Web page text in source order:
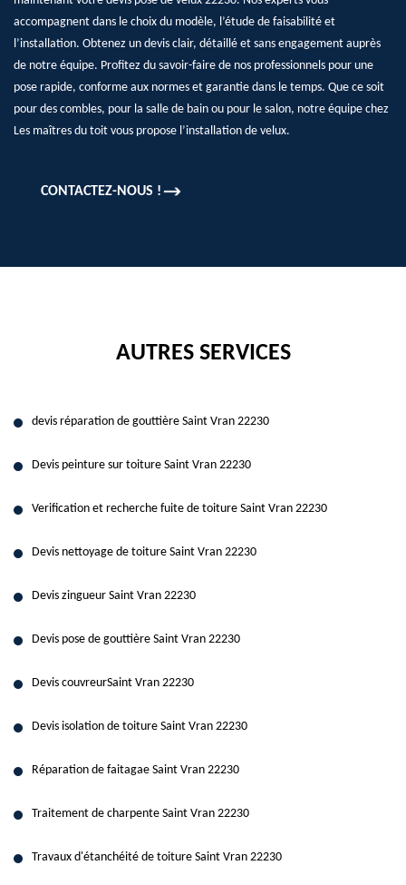
accompagnent dans le choix du modèle, l’étude de faisabilité et
l’installation. Obtenez un devis clair, détaillé et sans engagement auprès
de notre équipe. Profitez du savoir-faire de nos professionnels pour une
pose rapide, conforme aux normes et garantie dans le temps. Que ce soit
pour des combles, pour la salle de bain ou pour le salon, notre équipe chez
Les maîtres du toit vous propose l’installation de velux.
CONTACTEZ-NOUS !
AUTRES SERVICES
devis réparation de gouttière Saint Vran 22230
Devis peinture sur toiture Saint Vran 22230
Verification et recherche fuite de toiture Saint Vran 22230
Devis nettoyage de toiture Saint Vran 22230
Devis zingueur Saint Vran 22230
Devis pose de gouttière Saint Vran 22230
Devis couvreurSaint Vran 22230
Devis isolation de toiture Saint Vran 22230
Réparation de faitagae Saint Vran 22230
Traitement de charpente Saint Vran 22230
Travaux d'étanchéité de toiture Saint Vran 22230